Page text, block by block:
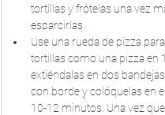
tortillas y frótelas una vez
esparcirlas.
Use una rueda de pizza
tortillas como una pizza en
extiéndalas en dos
con borde y colóquelas en
10-12 minutos. Una vez